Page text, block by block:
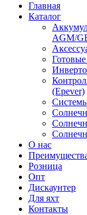
Главная
Каталог
AGM/
(Epever)
О нас
Розница
Опт
Дискаунтер
Для яхт
Контакты